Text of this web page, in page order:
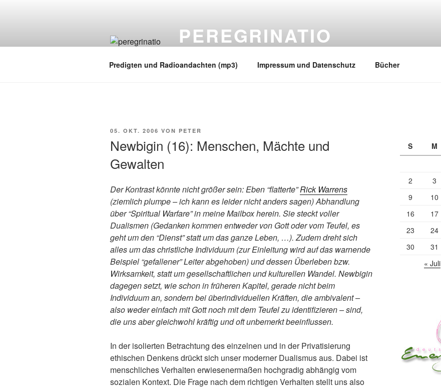
PEREGRINATIO
Predigten und Radioandachten (mp3) Impressum und Datenschutz Bücher
VERÖFFENTLICHT
05. OKT. 2006 VON PETER
Newbigin (16): Menschen, Mächte und
Gewalten
Der Kontrast könnte nicht größer sein: Eben “flatterte”Rick Warrens
(ziemlich plumpe – ich kann es leider nicht anders sagen) Abhandlung
über “Spiritual Warfare” in meine Mailbox herein. Sie steckt voller
Dualismen (Gedanken kommen entweder von Gott oder vom Teufel, es
geht um den “Dienst” statt um das ganze Leben, …). Zudem dreht sich
alles um das christliche Individuum (zur Einleitung wird auf das warnende
Beispiel “gefallener” Leiter abgehoben) und dessen Überleben bzw.
Wirksamkeit, statt um gesellschaftlichen und kulturellen Wandel. Newbigin
dagegen setzt, wie schon in früheren Kapitel, gerade nicht beim
Individuum an, sondern bei überindividuellen Kräften, die ambivalent –
also weder einfach mit Gott noch mit dem Teufel zu identifizieren – sind,
die uns aber gleichwohl kräftig und oft unbemerkt beeinflussen.
In der isolierten Betrachtung des einzelnen und in der Privatisierung
ethischen Denkens drückt sich unser moderner Dualismus aus. Dabei ist
menschliches Verhalten erwiesenermaßen hochgradig abhängig vom
sozialen Kontext. Die Frage nach dem richtigen Verhalten stellt uns also
S
M
2
3
9
10
16
17
23
24
30
31
« Juli